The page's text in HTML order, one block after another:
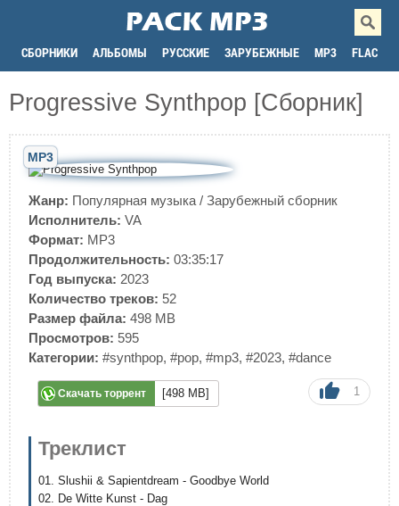
СБОРНИКИ АЛЬБОМЫ РУССКИЕ ЗАРУБЕЖНЫЕ MP3 FLAC
Progressive Synthpop [Сборник]
MP3
Жанр: Популярная музыка / Зарубежный сборник
Исполнитель: VA
Формат: MP3
Продолжительность: 03:35:17
Год выпуска: 2023
Количество треков: 52
Размер файла: 498 MB
Просмотров: 595
Категории: #synthpop, #pop, #mp3, #2023, #dance
Скачать торрент [498 MB] 1
Треклист
01. Slushii & Sapientdream - Goodbye World
02. De Witte Kunst - Dag